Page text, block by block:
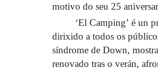
motivo do seu 25
‘El Camping’ é un
dirixido a todos os
síndrome de Down,
renovado tras o verán,